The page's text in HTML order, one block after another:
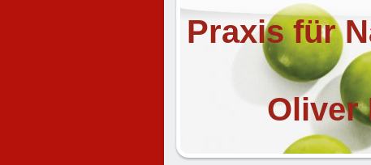
Praxis für
Oliver